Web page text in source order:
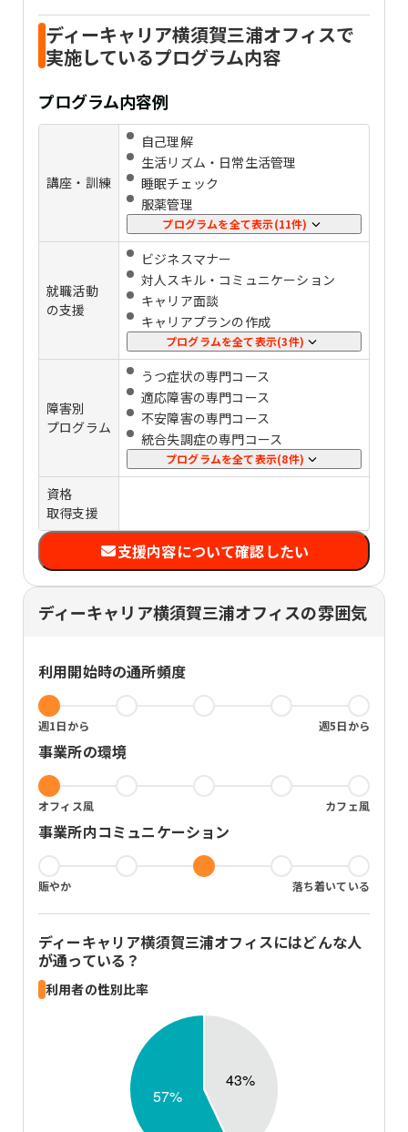
ディーキャリア横須賀三浦オフィスで
実施しているプログラム内容
プログラム内容例
講座・訓練
自己理解
生活リズム・日常生活管理
睡眠チェック
服薬管理
感情コントロール
ストレス管理
パソコンの基礎スキル
事務スキル
在宅ワークスキル
会計・経理
ものづくり
認知行動療法
タスク・時間管理
傾聴力
他者理解
プログラムを全て表示(11件)
就職活動
の支援
ビジネスマナー
対人スキル・コミュニケーション
キャリア⾯談
キャリアプランの作成
応募書類添削
⾯接練習
企業実習
プログラムを全て表示(3件)
障害別
プログラム
うつ症状の専門コース
適応障害の専門コース
不安障害の専門コース
統合失調症の専門コース
強迫性障害の専門コース
パニック障害の専門コース
ASDの専門コース
ADHDの専門コース
高次脳機能障害の専門コース
知的障害の専門コース
プログラムを全て表示(8件)
資格
取得支援
支援内容について確認したい
ディーキャリア横須賀三浦オフィスの雰囲気
利用開始時の通所頻度
週1日から 週5日から
事業所の環境
オフィス風 カフェ風
事業所内コミュニケーション
賑やか 落ち着いている
ディーキャリア横須賀三浦オフィスにはどんな人
が通っている？
利用者の性別比率